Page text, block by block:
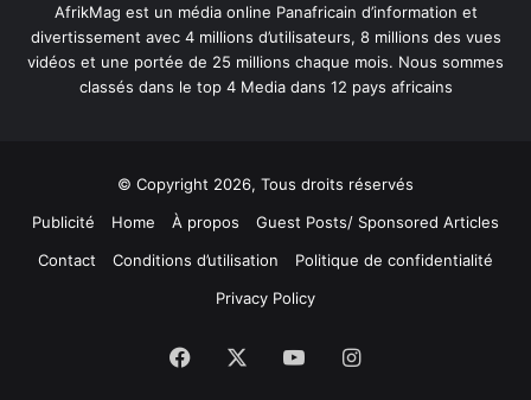
AfrikMag est un média online Panafricain d’information et
divertissement avec 4 millions d’utilisateurs, 8 millions des vues
vidéos et une portée de 25 millions chaque mois. Nous sommes
classés dans le top 4 Media dans 12 pays africains
© Copyright 2026, Tous droits réservés
Publicité
Home À propos
Guest Posts/ Sponsored Articles
Contact
Conditions d’utilisation
Politique de confidentialité
Privacy Policy
Facebook YouTubeInstagram